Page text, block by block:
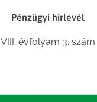
Pénzügyi hírlevél
VIII. évfolyam 3. szám